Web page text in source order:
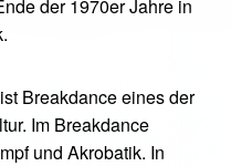
der 1970er Jahre in
Breakdance eines der
Im Breakdance
und Akrobatik. In